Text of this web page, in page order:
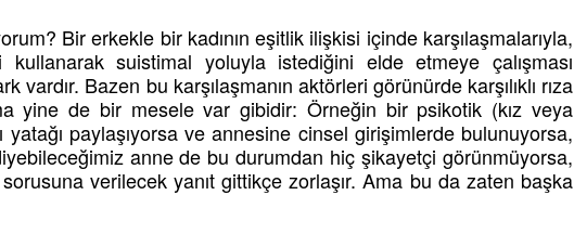
Bir erkekle bir kadının eşitlik ilişkisi içinde karşılaşmalarıyla,
suistimal yoluyla istediğini elde etmeye çalışması
vardır. Bazen bu karşılaşmanın aktörleri görünürde karşılıklı rıza
yine de bir mesele var gibidir: Örneğin bir psikotik (kız veya
yatağı paylaşıyorsa ve annesine cinsel girişimlerde bulunuyorsa,
anne de bu durumdan hiç şikayetçi görünmüyorsa,
verilecek yanıt gittikçe zorlaşır. Ama bu da zaten başka